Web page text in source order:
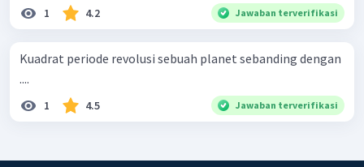
1 4.2 Jawaban terverifikasi
Kuadrat periode revolusi sebuah planet sebanding dengan
....
1 4.5 Jawaban terverifikasi